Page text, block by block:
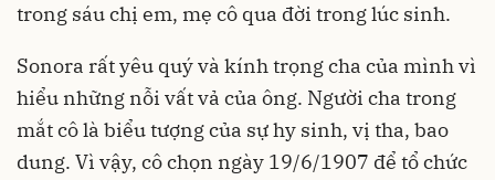
trong sáu chị em, mẹ cô qua đời trong lúc sinh.
Sonora rất yêu quý và kính trọng cha của mình vì
hiểu những nỗi vất vả của ông. Người cha trong
mắt cô là biểu tượng của sự hy sinh, vị tha, bao
dung. Vì vậy, cô chọn ngày 19/6/1907 để tổ chức